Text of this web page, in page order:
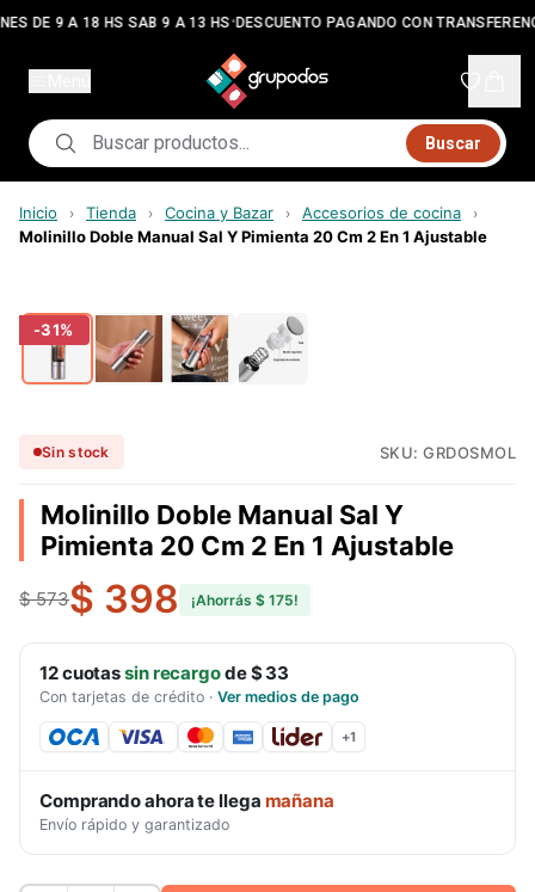
DE 9 A 18 HS SAB 9 A 13 HS•DESCUENTO PAGANDO CON
Buscar
Inicio › Tienda › Cocina y Bazar › Accesorios de cocina ›
Molinillo Doble Manual Sal Y Pimienta 20 Cm 2 En 1 Ajustable
-31%
Sin stock SKU: GRDOSMOL
Molinillo Doble Manual Sal Y
Pimienta 20 Cm 2 En 1 Ajustable
$ 573$ 398 ¡Ahorrás $ 175!
12cuotassin recargode$ 33
Con tarjetas de crédito · Ver medios de pago
+1
Comprando ahora te llega mañana
Envío rápido y garantizado